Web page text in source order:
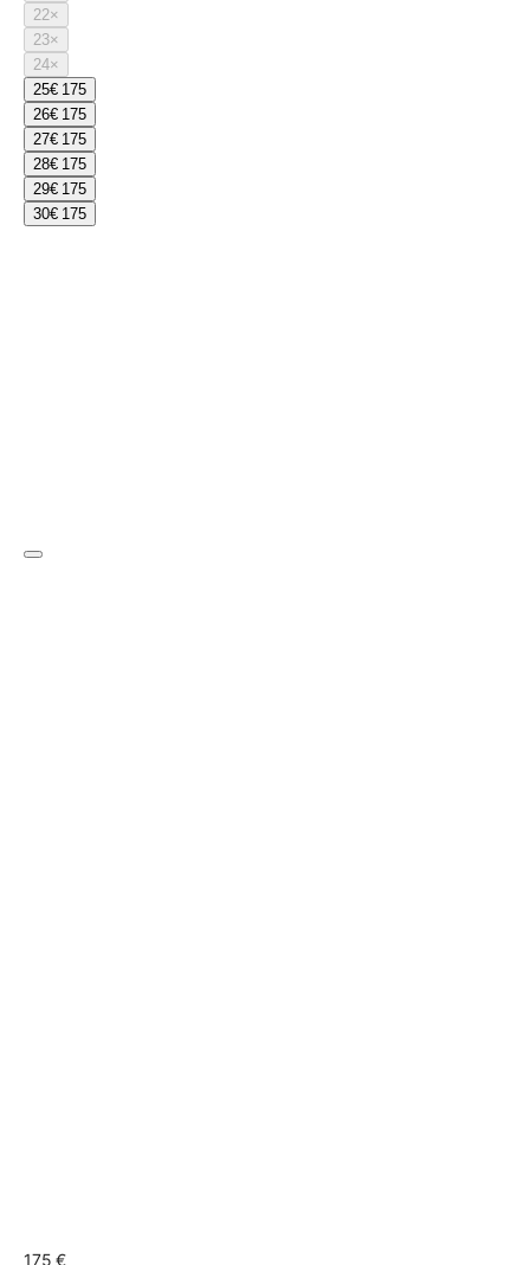
22×
23×
24×
25€ 175
26€ 175
27€ 175
28€ 175
29€ 175
30€ 175
175 €